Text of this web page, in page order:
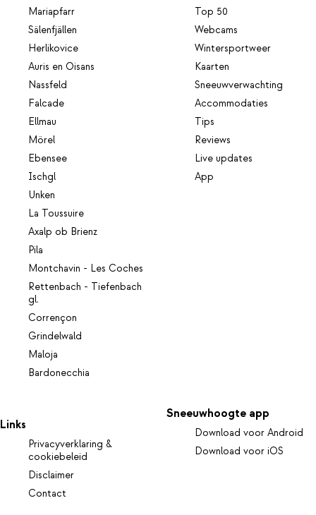
Mariapfarr
Sälenfjällen
Herlikovice
Auris en Oisans
Nassfeld
Falcade
Ellmau
Mörel
Ebensee
Ischgl
Unken
La Toussuire
Axalp ob Brienz
Pila
Montchavin - Les Coches
Rettenbach - Tiefenbach
gl.
Corrençon
Grindelwald
Maloja
Bardonecchia
Top 50
Webcams
Wintersportweer
Kaarten
Sneeuwverwachting
Accommodaties
Tips
Reviews
Live updates
App
Links
Privacyverklaring &
cookiebeleid
Disclaimer
Contact
Sneeuwhoogte app
Download voor Android
Download voor iOS